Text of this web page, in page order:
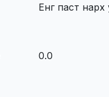
Енг паст нарх
0.0